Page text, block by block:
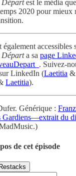
Départest le média
2020 pour mieux
également accessibles
Départa sa page
. Suivez-
LinkedIn (Laetitia &
Laetitia).
Générique :
Gardiens—extrait du
de cet épisode
Restacks